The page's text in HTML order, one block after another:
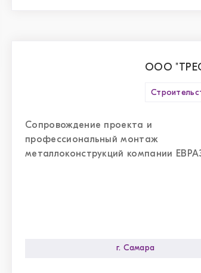
ООО
Сопровождение проекта и
профессиональный монтаж
металлоконструкций компании
г. Самара